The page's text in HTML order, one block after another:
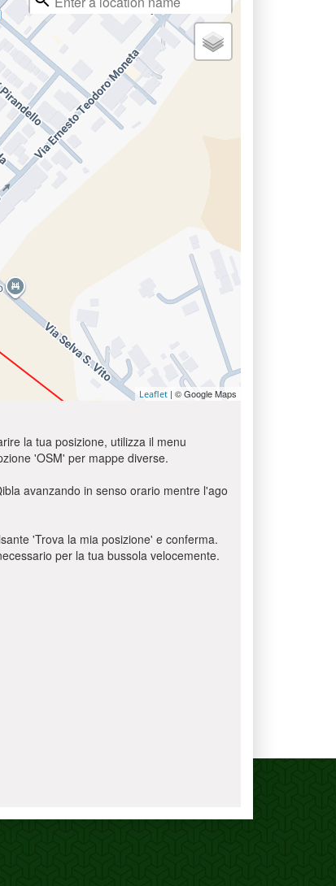
Leaflet | © Google Maps
la tua posizione, utilizza il menu
'OSM' per mappe diverse.
avanzando in senso orario mentre l'ago
'Trova la mia posizione' e conferma.
per la tua bussola velocemente.